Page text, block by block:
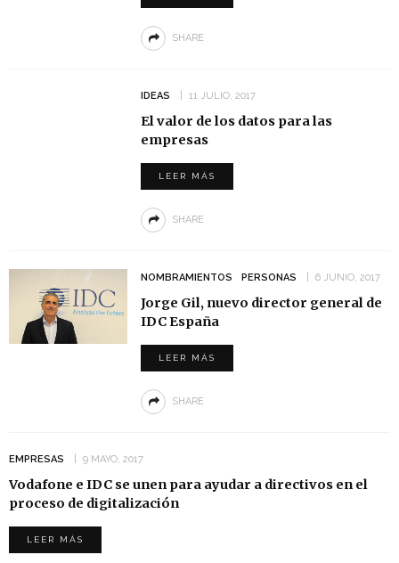
SHARE
IDEAS 11 JULIO, 2017
El valor de los datos para las
empresas
LEER MÁS
SHARE
NOMBRAMIENTOS PERSONAS 6 JUNIO, 2017
Jorge Gil, nuevo director general de
IDC España
LEER MÁS
SHARE
EMPRESAS 9 MAYO, 2017
Vodafone e IDC se unen para ayudar a directivos en el
proceso de digitalización
LEER MÁS